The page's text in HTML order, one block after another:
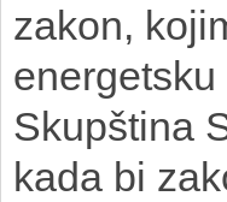
zakon,
Skupština
kada bi